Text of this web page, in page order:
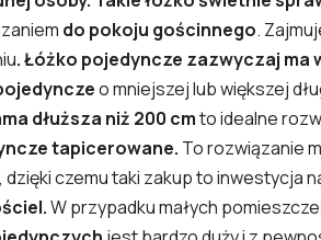
do pokoju gościnnego.
. Łóżko pojedyncze zazwyczaj ma
o mniejszej lub większej
dłuższa niż 200 cmto idealne
tapicerowane. To rozwiązanie
czemu taki zakup to inwestycja
W przypadku małych